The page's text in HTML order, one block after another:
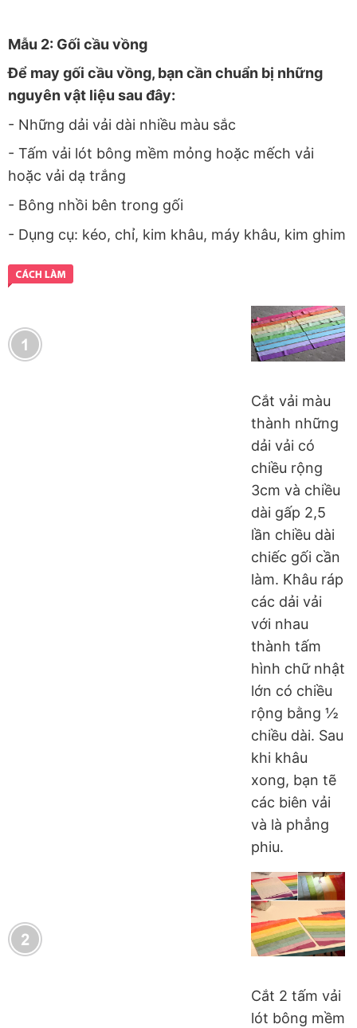
Mẫu 2: Gối cầu vồng
Để may gối cầu vồng, bạn cần chuẩn bị những
nguyên vật liệu sau đây:
- Những dải vải dài nhiều màu sắc
- Tấm vải lót bông mềm mỏng hoặc mếch vải
hoặc vải dạ trắng
- Bông nhồi bên trong gối
- Dụng cụ: kéo, chỉ, kim khâu, máy khâu, kim ghim
Cắt vải màu
thành những
dải vải có
chiều rộng
3cm và chiều
dài gấp 2,5
lần chiều dài
chiếc gối cần
làm. Khâu ráp
các dải vải
với nhau
thành tấm
hình chữ nhật
lớn có chiều
rộng bằng ½
chiều dài. Sau
khi khâu
xong, bạn tẽ
các biên vải
và là phẳng
phiu.
Cắt 2 tấm vải
lót bông mềm